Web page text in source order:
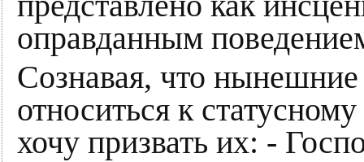
оправданным
Сознавая, что
относиться к
хочу призвать их: -